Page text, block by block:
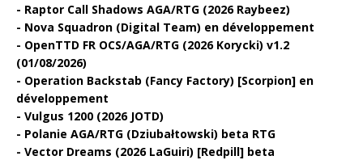
Raptor Call Shadows AGA/RTG (2026 Raybeez)
Nova Squadron (Digital Team) en développement
OpenTTD FR OCS/AGA/RTG (2026 Korycki) v1.2
(01/08/2026)
Operation Backstab (Fancy Factory) [Scorpion] en
développement
Vulgus 1200 (2026 JOTD)
Polanie AGA/RTG (Dziubałtowski) beta RTG
Vector Dreams (2026 LaGuiri) [Redpill] beta